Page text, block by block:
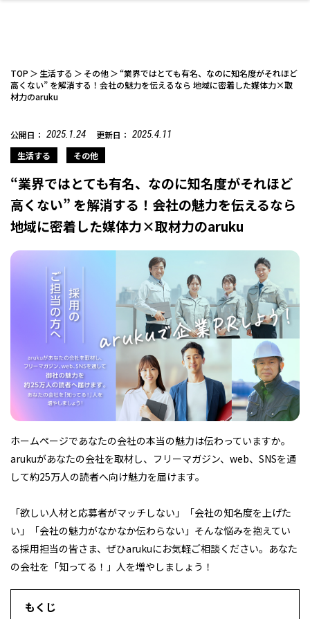
カフェ スイーツ
和食 わんぱく 福島ローカルグル
メ
パン アジア・エスニッ
ランチ
開成山公園 泊まる
温泉 体験 名所
レジャー・スポー
ツ施設
非日常
美容室 ネイルサロン
フィットネス・や
せたい
鍼灸・整体・リラ
クゼーション
まつ毛サロン
脱毛 温活・サウナ
その他
ファッション 雑貨
インテリア 食品・酒 生活を彩るモノ
その他
お仕事探し お金のこと
病院・クリニック ペット
趣味・スキルアッ
プ
保育園・こども園 子どもの習い事・
塾
その他
家づくり 新築体験談
TOP 生活する その他
“業界ではとても有名、なのに知名度がそれほど
高くない” を解消する！会社の魅力を伝えるなら 地域に密着した媒体力×取
材力のaruku
公開日： 2025.1.24 更新日： 2025.4.11
生活する その他
“業界ではとても有名、なのに知名度がそれほど
高くない” を解消する！会社の魅力を伝えるなら
地域に密着した媒体力×取材力のaruku
ホームページであなたの会社の本当の魅力は伝わっていますか。
arukuがあなたの会社を取材し、フリーマガジン、web、SNSを通
して約25万人の読者へ向け魅力を届けます。
「欲しい人材と応募者がマッチしない」「会社の知名度を上げた
い」「会社の魅力がなかなか伝わらない」そんな悩みを抱えてい
る採用担当の皆さま、ぜひarukuにお気軽ご相談ください。あなた
の会社を「知ってる！」人を増やしましょう！
もくじ